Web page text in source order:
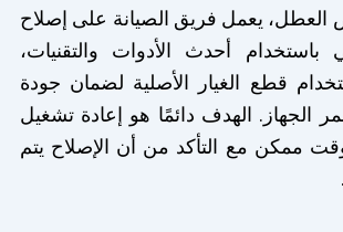
يعمل فريق الصيانة على إصلاح
أحدث الأدوات والتقنيات،
قطع الغيار الأصلية لضمان جودة
الجهاز. الهدف دائمًا هو إعادة تشغيل
ممكن مع التأكد من أن الإصلاح يتم